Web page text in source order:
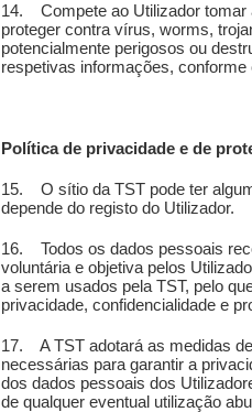
14. Compete ao Utilizador tomar
proteger contra vírus, worms,
potencialmente perigosos ou
respetivas informações, conforme
Política de privacidade e de
15. O sítio da TST pode ter
depende do registo do Utilizador.
16. Todos os dados pessoais
voluntária e objetiva pelos
a serem usados pela TST, pelo
privacidade, confidencialidade e
17. A TST adotará as medidas
necessárias para garantir a
dos dados pessoais dos
de qualquer eventual utilização